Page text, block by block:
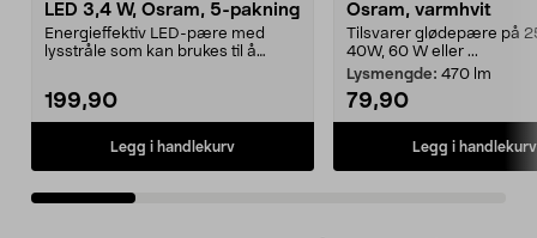
LED 3,4 W, Osram, 5-pakning
Energieffektiv LED-pære med
lysstråle som kan brukes til å
199,90
Legg i handlekurv
Osram, varmhvit
Tilsvarer glødepære på
40W, 60 W eller ...
Lysmengde: 470 lm
79,90
Legg i handlekurv